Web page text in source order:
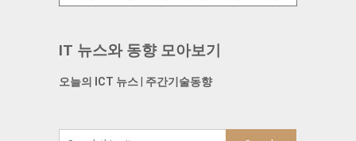
IT 뉴스와 동향 모아보기
오늘의 ICT 뉴스| 주간기술동향